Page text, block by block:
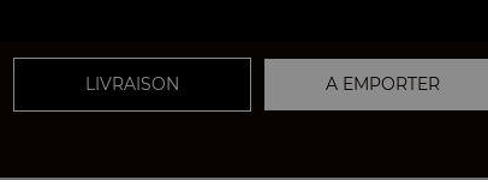
LIVRAISON A EMPORTER